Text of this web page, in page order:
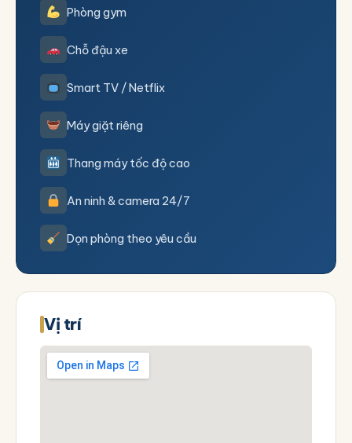
Phòng gym
Chỗ đậu xe
Smart TV / Netflix
Máy giặt riêng
Thang máy tốc độ cao
An ninh & camera 24/7
Dọn phòng theo yêu cầu
Vị trí